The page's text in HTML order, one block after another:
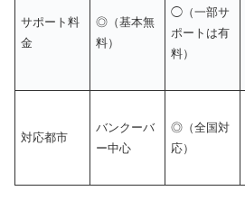
サポート料
金
◎（基本無
料）
◯（一部サ
ポートは有
料）
対応都市
バンクーバ
ー中心
◎（全国対
応）